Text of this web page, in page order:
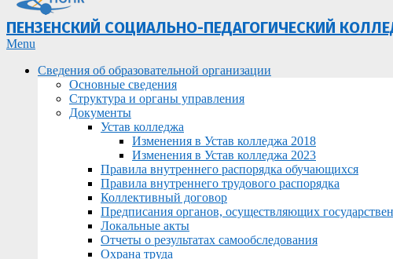
ПЕНЗЕНСКИЙ СОЦИАЛЬНО-ПЕДАГОГИЧЕСКИЙ
Primary
Menu
Menu
Сведения об образовательной организации
Основные сведения
Структура и органы управления
Документы
Устав колледжа
Изменения в Устав колледжа 2018
Изменения в Устав колледжа 2023
Правила внутреннего распорядка обучающихся
Правила внутреннего трудового распорядка
Коллективный договор
Предписания органов, осуществляющих
Локальные акты
Отчеты о результатах самообследования
Охрана труда